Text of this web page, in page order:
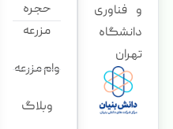
و فناوری
دانشگاه
تهران
حجره
مزرعه
وام مزرعه
وبلاگ